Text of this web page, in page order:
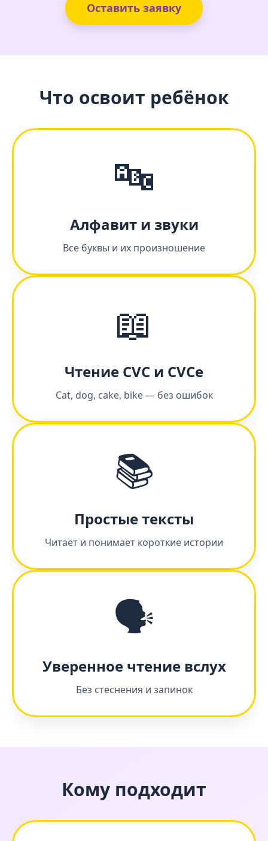
Оставить заявку
Что освоит ребёнок
🔤
Алфавит и звуки
Все буквы и их произношение
📖
Чтение CVC и CVCe
Cat, dog, cake, bike — без ошибок
📚
Простые тексты
Читает и понимает короткие истории
🗣️
Уверенное чтение вслух
Без стеснения и запинок
Кому подходит